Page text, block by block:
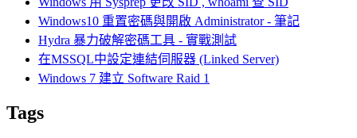
Windows10 重置密碼與開啟 Administrator - 筆記
Hydra 暴力破解密碼工具 - 實戰測試
在MSSQL中設定連結伺服器 (Linked Server)
Windows 7 建立 Software Raid 1
Tags